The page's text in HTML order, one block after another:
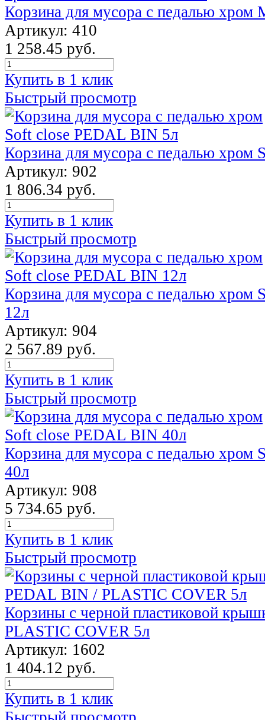
Корзина для мусора с педалью
Артикул: 410
1 258.45 руб.
Купить в 1 клик
Быстрый просмотр
Корзина для мусора с педалью
Артикул: 902
1 806.34 руб.
Купить в 1 клик
Быстрый просмотр
Корзина для мусора с педалью
12л
Артикул: 904
2 567.89 руб.
Купить в 1 клик
Быстрый просмотр
Корзина для мусора с педалью
40л
Артикул: 908
5 734.65 руб.
Купить в 1 клик
Быстрый просмотр
Корзины с черной пластиковой
PLASTIC COVER 5л
Артикул: 1602
1 404.12 руб.
Купить в 1 клик